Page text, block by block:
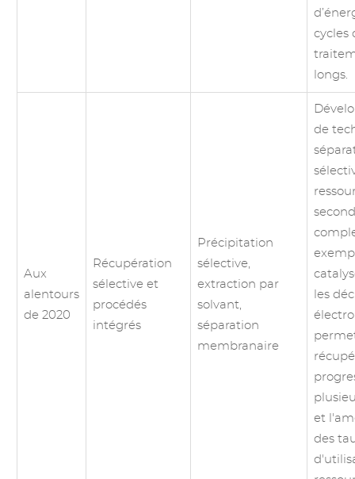
cycles
longs.
Aux
alentours
de 2020
Récupération
sélective et
procédés
intégrés
Précipitation
sélective,
extraction par
solvant,
séparation
membranaire
de
les
et
des